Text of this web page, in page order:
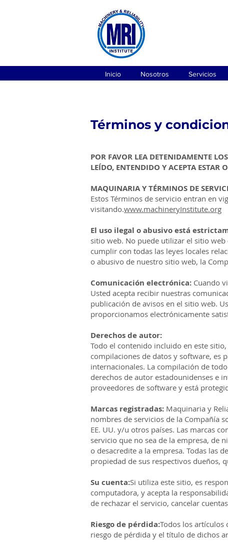
Inicio Nosotros Servicios
Términos y
POR FAVOR LEA DETENIDAMENTE
LEÍDO, ENTENDIDO Y ACEPTA ESTAR
MAQUINARIA Y TÉRMINOS DE
Estos Términos de servicio entran en
visitando.www.machineryInstitute.org
El uso ilegal o abusivo está
sitio web. No puede utilizar el sitio
cumplir con todas las leyes locales
o abusivo de nuestro sitio web, la
Comunicación electrónica: Cuando
Usted acepta recibir nuestras
publicación de avisos en el sitio web.
proporcionamos electrónicamente
Derechos de autor:
Todo el contenido incluido en este
compilaciones de datos y software, es
internacionales. La compilación de
derechos de autor estadounidenses e
proveedores de software y está
Marcas registradas: Maquinaria y
nombres de servicios de la Compañía
EE. UU. y/u otros países. Las marcas
servicio que no sea de la empresa, de
o desacredite a la empresa. Todas las
propiedad de sus respectivos dueños,
Su cuenta:Si utiliza este sitio, es
computadora, y acepta la
de rechazar el servicio, cancelar
Riesgo de pérdida:Todos los artículos
riesgo de pérdida y el título de dichos